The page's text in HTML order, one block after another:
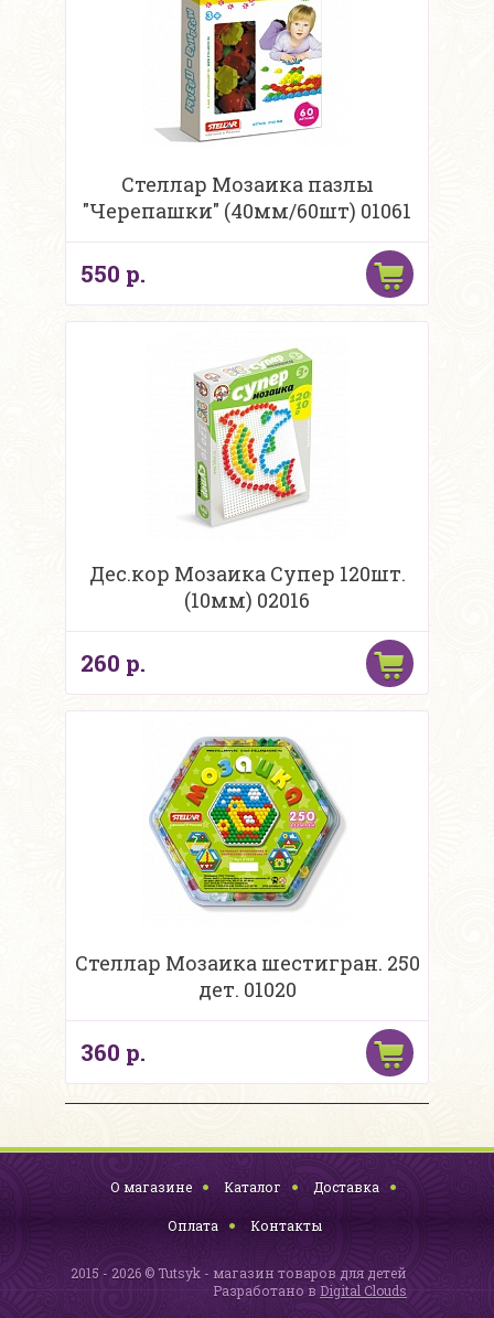
Стеллар Мозаика пазлы
"Черепашки" (40мм/60шт) 01061
550 р.
Дес.кор Мозаика Супер 120шт.
(10мм) 02016
260 р.
Стеллар Мозаика шестигран. 250
дет. 01020
360 р.
О магазине Каталог Доставка
Оплата Контакты
2015 - 2026 © Tutsyk - магазин товаров для детей
Разработано в Digital Clouds